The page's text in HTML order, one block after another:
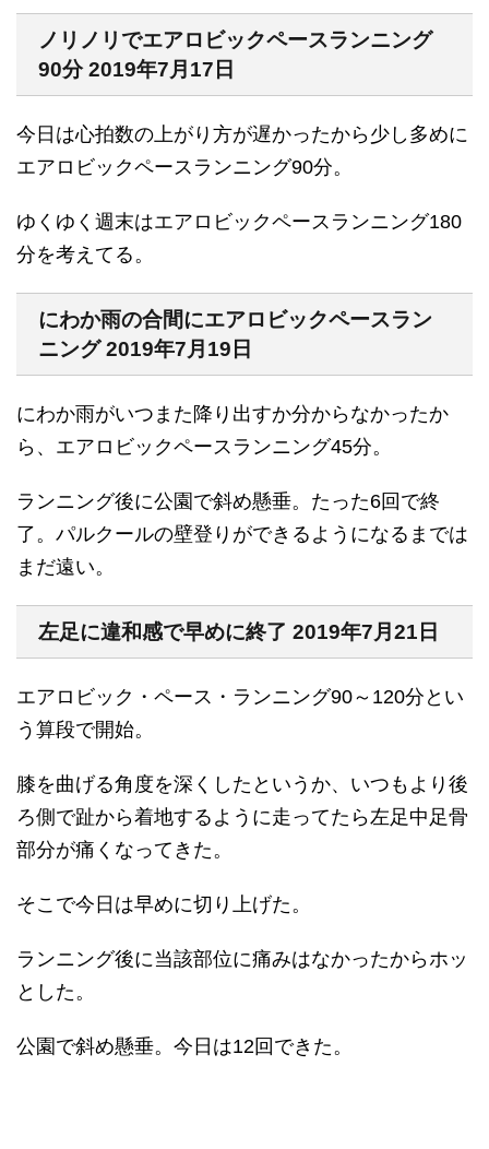
ノリノリでエアロビックペースランニング
90分 2019年7月17日
今日は心拍数の上がり方が遅かったから少し多めに
エアロビックペースランニング90分。
ゆくゆく週末はエアロビックペースランニング180
分を考えてる。
にわか雨の合間にエアロビックペースラン
ニング 2019年7月19日
にわか雨がいつまた降り出すか分からなかったか
ら、エアロビックペースランニング45分。
ランニング後に公園で斜め懸垂。たった6回で終
了。パルクールの壁登りができるようになるまでは
まだ遠い。
左足に違和感で早めに終了 2019年7月21日
エアロビック・ペース・ランニング90～120分とい
う算段で開始。
膝を曲げる角度を深くしたというか、いつもより後
ろ側で趾から着地するように走ってたら左足中足骨
部分が痛くなってきた。
そこで今日は早めに切り上げた。
ランニング後に当該部位に痛みはなかったからホッ
とした。
公園で斜め懸垂。今日は12回できた。